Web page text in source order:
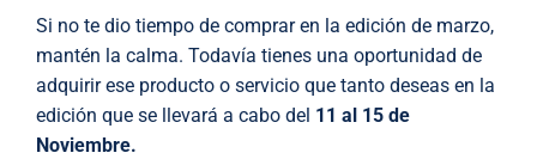
Si no te dio tiempo de comprar en la edición de marzo,
mantén la calma. Todavía tienes una oportunidad de
adquirir ese producto o servicio que tanto deseas en la
edición que se llevará a cabo del 11 al 15 de
Noviembre.